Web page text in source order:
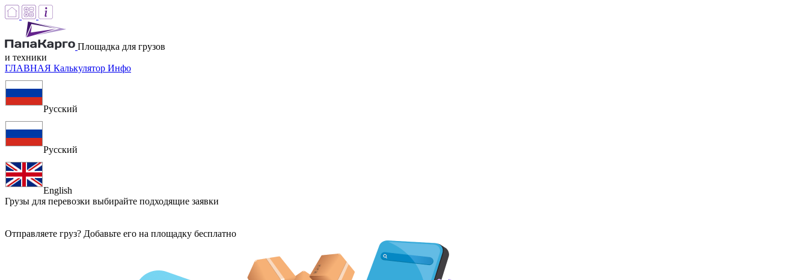
Площадка для грузов
и техники
ГЛАВНАЯ Калькулятор Инфо
Русский
Русский
English
Грузы для перевозки выбирайте подходящие заявки
Отправляете груз? Добавьте его на площадку бесплатно